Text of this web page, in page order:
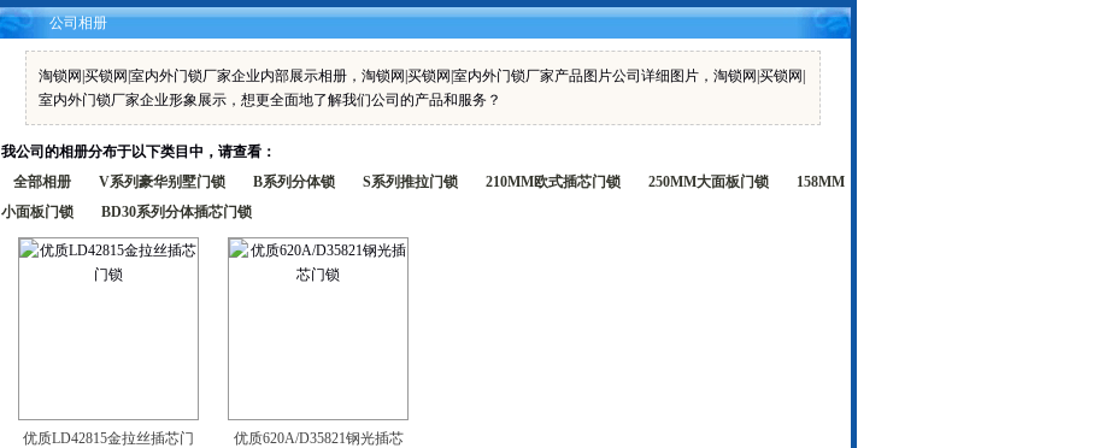
公司相册
淘锁网|买锁网|室内外门锁厂家企业内部展示相册，淘锁网|买锁网|室内外门锁厂家产品图片公司详细图片，淘锁网|买锁网|
室内外门锁厂家企业形象展示，想更全面地了解我们公司的产品和服务？
我公司的相册分布于以下类目中，请查看：
全部相册
V系列豪华别墅门锁 B系列分体锁 S系列推拉门锁 210MM欧式插芯门锁 250MM大面板门锁
158MM
小面板门锁
BD30系列分体插芯门锁
优质LD42815金拉丝插芯门 优质620A/D35821钢光插芯